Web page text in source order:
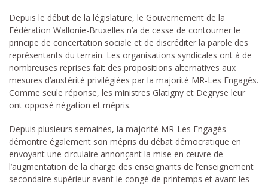
Depuis le début de la législature, le Gouvernement de la
Fédération Wallonie-Bruxelles n’a de cesse de contourner le
principe de concertation sociale et de discréditer la parole des
représentants du terrain. Les organisations syndicales ont à de
nombreuses reprises fait des propositions alternatives aux
mesures d’austérité privilégiées par la majorité MR-Les Engagés.
Comme seule réponse, les ministres Glatigny et Degryse leur
ont opposé négation et mépris.
Depuis plusieurs semaines, la majorité MR-Les Engagés
démontre également son mépris du débat démocratique en
envoyant une circulaire annonçant la mise en œuvre de
l’augmentation de la charge des enseignants de l’enseignement
secondaire supérieur avant le congé de printemps et avant les